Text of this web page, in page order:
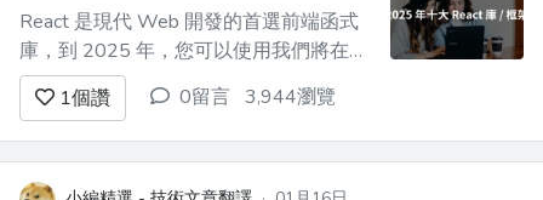
React 是現代 Web 開發的首選前端函式
庫，到 2025 年，您可以使用我們將在本
文中探索的生態系統中的一些強大工具。
無論您是經驗豐富的開發人員還是剛起
步，使用正確的函式庫都可以節省時間、
優化效能並增強使用者體驗。 在本文
1個讚 0留言 3,944瀏覽